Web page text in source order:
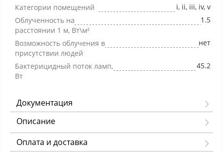
Категории помещений
i, ii, iii, iv, v
Облученность на
расстоянии 1 м, Вт\м²
1.5
Возможность облучения в
присутствии людей
нет
Бактерицидный поток ламп,
Вт
45.2
Документация
Описание
Оплата и доставка